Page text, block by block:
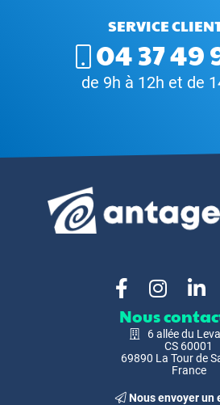
SERVICE
04 37 49
de 9h à 12h et de
Nous
6 allée du
CS 60001
69890 La Tour de
France
Nous envoyer un